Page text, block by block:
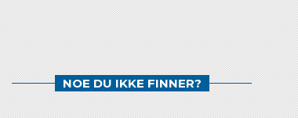
NOE DU IKKE FINNER?